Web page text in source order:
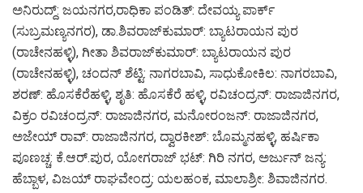
ಅನಿರುದ್ದ್: ಜಯನಗರ,ರಾಧಿಕಾ ಪಂಡಿತ್: ದೇವಯ್ಯ ಪಾರ್ಕ್
(ಸುಬ್ರಮಣ್ಯನಗರ), ಡಾ.ಶಿವರಾಜ್​ಕುಮಾರ್: ಬ್ಯಾಟರಾಯನ ಪುರ
(ರಾಚೇನಹಳ್ಳಿ), ಗೀತಾ ಶಿವರಾಜ್​ಕುಮಾರ್: ಬ್ಯಾಟರಾಯನ ಪುರ
(ರಾಚೇನಹಳ್ಳಿ), ಚಂದನ್ ಶೆಟ್ಟಿ: ನಾಗರಬಾವಿ, ಸಾಧುಕೋಕಿಲ: ನಾಗರಬಾವಿ,
ಶರಣ್: ಹೊಸಕೆರೆಹಳ್ಳಿ, ಶೃತಿ: ಹೊಸಕೆರೆ ಹಳ್ಳಿ, ರವಿಚಂದ್ರನ್: ರಾಜಾಜಿನಗರ,
ವಿಕ್ರಂ ರವಿಚಂದ್ರನ್: ರಾಜಾಜಿನಗರ, ಮನೋರಂಜನ್: ರಾಜಾಜಿನಗರ,
ಅಜೇಯ್ ರಾವ್: ರಾಜಾಜಿನಗರ, ದ್ವಾರಕೀಶ್: ಬೊಮ್ಮನಹಳ್ಳಿ, ಹರ್ಷಿಕಾ
ಪೂಣಚ್ಚ: ಕೆ.ಆರ್​.ಪುರ, ಯೋಗರಾಜ್ ಭಟ್: ಗಿರಿ ನಗರ, ಅರ್ಜುನ್ ಜನ್ಯ:
ಹೆಬ್ಬಾಳ, ವಿಜಯ್ ರಾಘವೇಂದ್ರ: ಯಲಹಂಕ, ಮಾಲಾಶ್ರೀ: ಶಿವಾಜಿನಗರ.